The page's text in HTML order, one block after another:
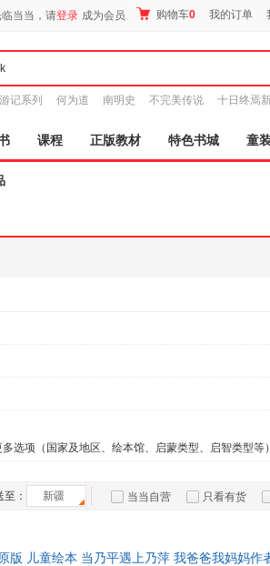
当当，请登录 成为会员 购物车0 我的订单
记系列 何为道 南明史 不完美传说 十日终焉
课程 正版教材 特色书城 童
多选项（国家及地区、绘本馆、启蒙类型、启智类型等
至： 新疆 当当自营 只看有货
版 儿童绘本 当乃平遇上乃萍 我爸爸我妈妈作